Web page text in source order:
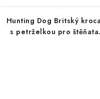
Hunting Dog Britský
s petrželkou pro